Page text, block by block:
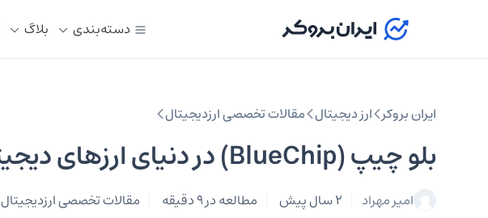
دسته‌بندی بلاگ
ایران بروکر ارز دیجیتال مقالات تخصصی ارزدیجیتال
بلو چیپ (BlueChip) در دنیای ارزهای دیجیتال
امیر مهراد 2 سال پیش مطالعه در 9 دقیقه مقالات تخصصی ارزدیجیتال